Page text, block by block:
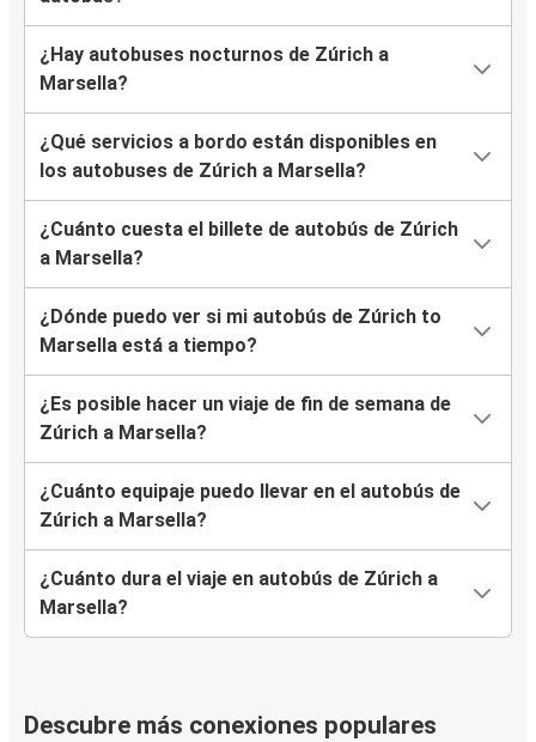
¿Hay autobuses nocturnos de Zúrich a
Marsella?
¿Qué servicios a bordo están disponibles en
los autobuses de Zúrich a Marsella?
¿Cuánto cuesta el billete de autobús de Zúrich
a Marsella?
¿Dónde puedo ver si mi autobús de Zúrich to
Marsella está a tiempo?
¿Es posible hacer un viaje de fin de semana de
Zúrich a Marsella?
¿Cuánto equipaje puedo llevar en el autobús de
Zúrich a Marsella?
¿Cuánto dura el viaje en autobús de Zúrich a
Marsella?
Descubre más conexiones populares